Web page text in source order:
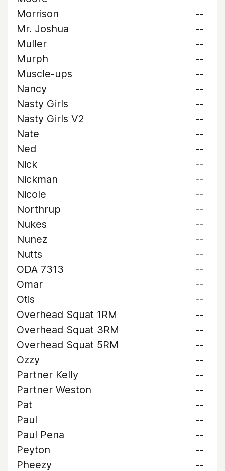
Morrison
--
Mr. Joshua
--
Muller
--
Murph
--
Muscle-ups
--
Nancy
--
Nasty Girls
--
Nasty Girls V2
--
Nate
--
Ned
--
Nick
--
Nickman
--
Nicole
--
Northrup
--
Nukes
--
Nunez
--
Nutts
--
ODA 7313
--
Omar
--
Otis
--
Overhead Squat 1RM
--
Overhead Squat 3RM
--
Overhead Squat 5RM
--
Ozzy
--
Partner Kelly
--
Partner Weston
--
Pat
--
Paul
--
Paul Pena
--
Peyton
--
Pheezy
--